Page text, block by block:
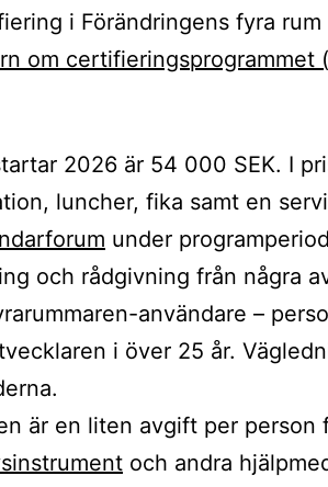
i Förändringens fyra
om certifieringsprogrammet
2026 är 54 000 SEK. I
luncher, fika samt en
under
och rådgivning från några
användare –
i över 25 år.
är en liten avgift per person
och andra